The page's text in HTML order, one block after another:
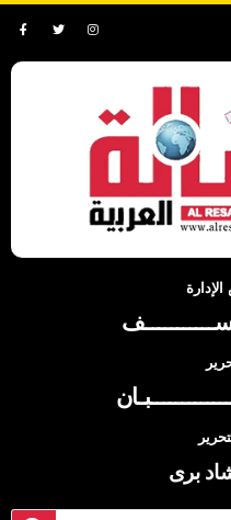
برى